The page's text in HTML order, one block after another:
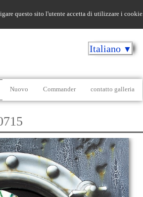
questo sito l'utente accetta di utilizzare i cookie.
Italiano ▼
Nuovo Commander contatto galleria